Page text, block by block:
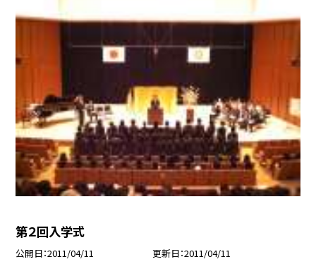
第２回入学式
公開日 2011/04/11 更新日 2011/04/11